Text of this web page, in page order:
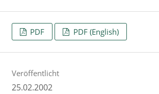
PDF PDF (English)
Veröffentlicht
25.02.2002